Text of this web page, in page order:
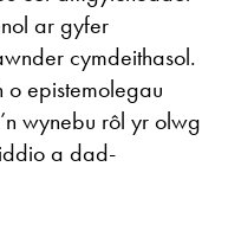
ar gyfer
cymdeithasol.
epistemolegau
wynebu rôl yr olwg
a dad-